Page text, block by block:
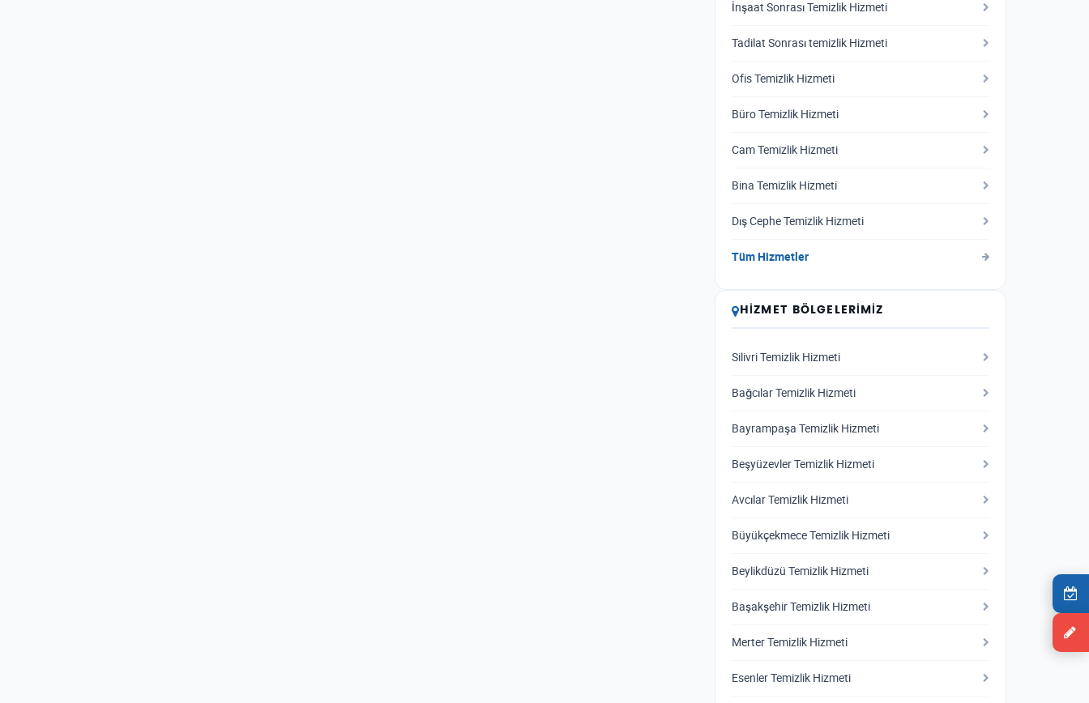
İnşaat Sonrası Temizlik Hizmeti
Tadilat Sonrası temizlik Hizmeti
Ofis Temizlik Hizmeti
Büro Temizlik Hizmeti
Cam Temizlik Hizmeti
Bina Temizlik Hizmeti
Dış Cephe Temizlik Hizmeti
Tüm Hizmetler
HIZMET BÖLGELERIMIZ
Silivri Temizlik Hizmeti
Bağcılar Temizlik Hizmeti
Bayrampaşa Temizlik Hizmeti
Beşyüzevler Temizlik Hizmeti
Avcılar Temizlik Hizmeti
Büyükçekmece Temizlik Hizmeti
Beylikdüzü Temizlik Hizmeti
Başakşehir Temizlik Hizmeti
Merter Temizlik Hizmeti
Esenler Temizlik Hizmeti